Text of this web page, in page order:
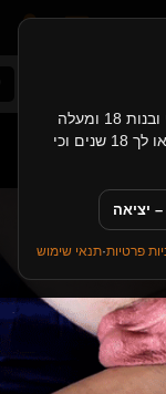
האתר כולל תכנים בעלי אופי מיני, ומיועד לבני ובנות 18 ומעלה
בלבד. בכניסה לאתר אתה/את מצהיר/ה כי מלאו לך 18 שנים וכי
פרטיות·תנאי שימוש
אנאלי ראשון